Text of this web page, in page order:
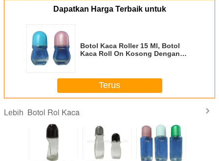
Dapatkan Harga Terbaik untuk
Botol Kaca Roller 15 Ml, Botol
Kaca Roll On Kosong Dengan
Terus
Lebih Botol Rol Kaca